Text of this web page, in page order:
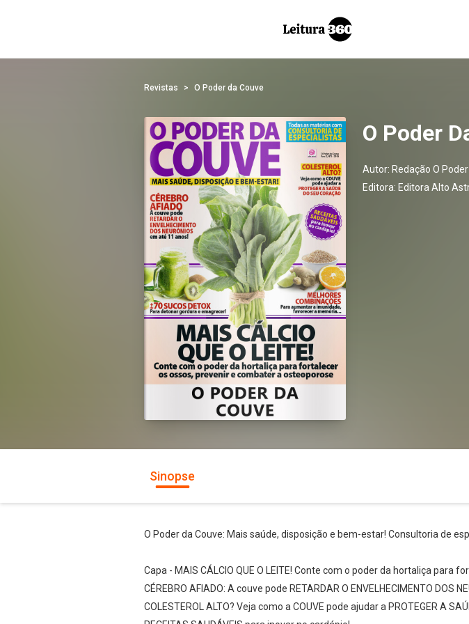
Revistas O Poder da Couve
O Poder
Autor: Redação O
Editora: Editora Alto
Sinopse
O Poder da Couve: Mais saúde, disposição e bem-estar! Consultoria de
Capa - MAIS CÁLCIO QUE O LEITE! Conte com o poder da hortaliça para
CÉREBRO AFIADO: A couve pode RETARDAR O ENVELHECIMENTO DOS
COLESTEROL ALTO? Veja como a COUVE pode ajudar a PROTEGER A